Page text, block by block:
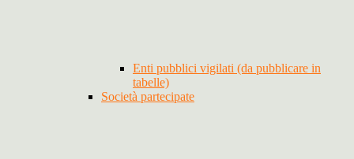
Enti pubblici vigilati (da pubblicare in
tabelle)
Società partecipate